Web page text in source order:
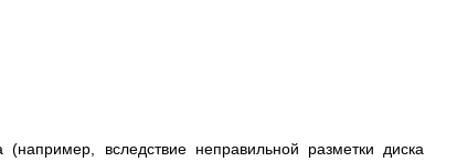
(например, вследствие неправильной разметки диска